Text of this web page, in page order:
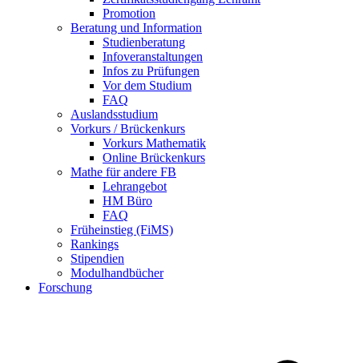
Promotion
Beratung und Information
Studienberatung
Infoveranstaltungen
Infos zu Prüfungen
Vor dem Studium
FAQ
Auslandsstudium
Vorkurs / Brückenkurs
Vorkurs Mathematik
Online Brückenkurs
Mathe für andere FB
Lehrangebot
HM Büro
FAQ
Früheinstieg (FiMS)
Rankings
Stipendien
Modulhandbücher
Forschung